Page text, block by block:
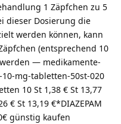
1 Zäpfchen zu 5
dieser Dosierung die
werden können, kann
(entsprechend 10
— medikamente-
mg-tabletten-50st-020
10 St 1,38 € St 13,77
€ St 13,19 €*DIAZEPAM
günstig kaufen